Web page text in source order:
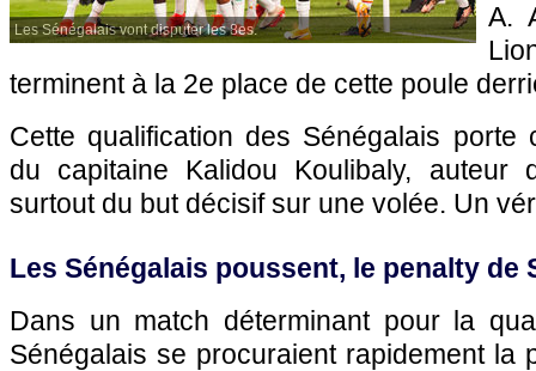
Les Sénégalais vont disputer les 8es.
A.
terminent à la 2e place de cette poule
Cette qualification des Sénégalais porte
du capitaine Kalidou Koulibaly, auteur
surtout du but décisif sur une volée. Un
Les Sénégalais poussent, le penalty de
Dans un match déterminant pour la
Sénégalais se procuraient rapidement la